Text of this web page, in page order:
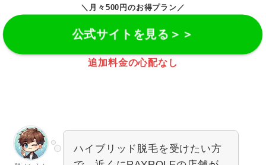
＼月々500円のお得プラン／
公式サイトを見る＞＞
追加料金の心配なし
ハイブリッド脱毛を受けたい方